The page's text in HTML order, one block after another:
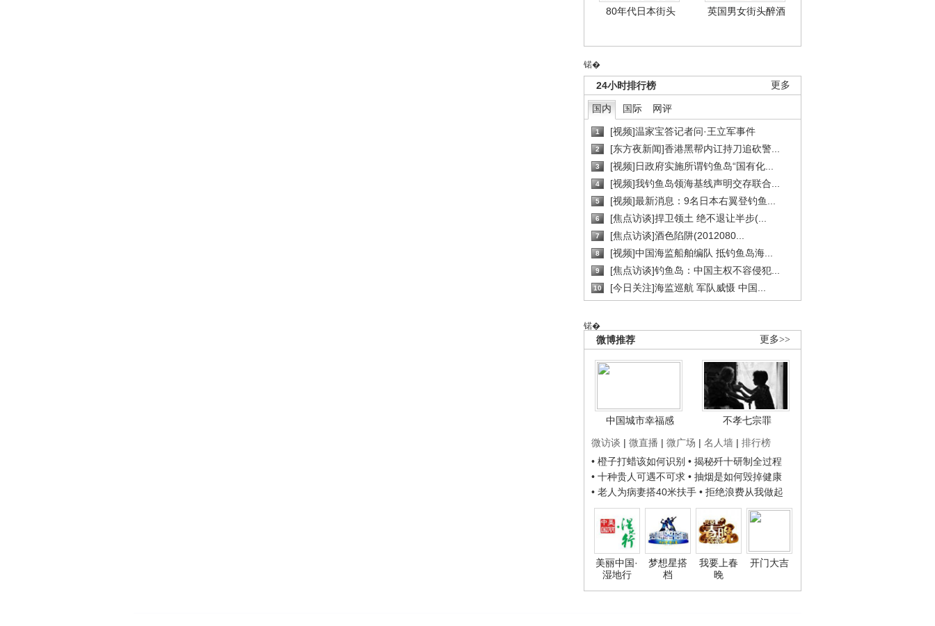
80年代日本街头 英国男女街头醉酒
锘�
更多
24小时排行榜
国内 国际 网评
1 [视频]温家宝答记者问·王立军事件
2 [东方夜新闻]香港黑帮内讧持刀追砍警...
3 [视频]日政府实施所谓钓鱼岛“国有化...
4 [视频]我钓鱼岛领海基线声明交存联合...
5 [视频]最新消息：9名日本右翼登钓鱼...
6 [焦点访谈]捍卫领土 绝不退让半步(...
7 [焦点访谈]酒色陷阱(2012080...
8 [视频]中国海监船舶编队 抵钓鱼岛海...
9 [焦点访谈]钓鱼岛：中国主权不容侵犯...
10 [今日关注]海监巡航 军队威慑 中国...
锘�
更多>>
微博推荐
中国城市幸福感
不孝七宗罪
微访谈 | 微直播 | 微广场 | 名人墙 | 排行榜
• 橙子打蜡该如何识别 • 揭秘歼十研制全过程
• 十种贵人可遇不可求 • 抽烟是如何毁掉健康
• 老人为病妻搭40米扶手 • 拒绝浪费从我做起
美丽中国·
湿地行
梦想星搭
档
我要上春
晚
开门大吉